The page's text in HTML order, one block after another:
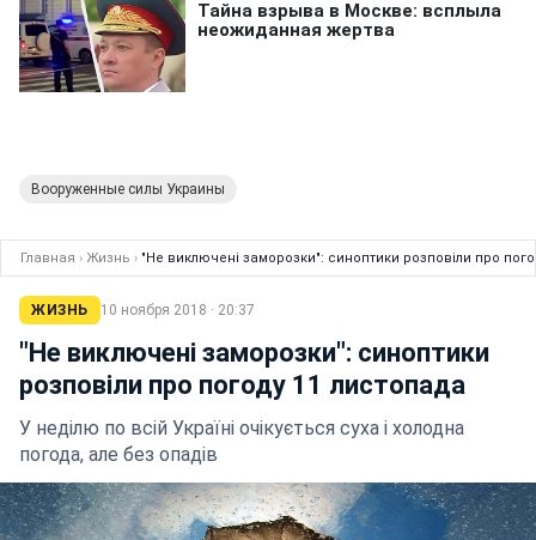
Вооруженные силы Украины
Главная › Жизнь › "Не виключені заморозки": синоптики розповіли про
ЖИЗНЬ 10 ноября 2018 · 20:37
"Не виключені заморозки": синоптики
розповіли про погоду 11 листопада
У неділю по всій Україні очікується суха і холодна
погода, але без опадів